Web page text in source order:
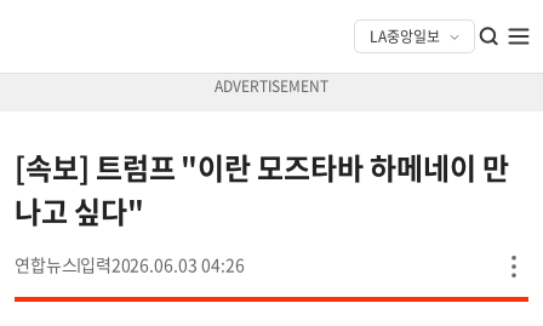
[속보] 트럼프 "이란 모즈타바 하메네이 만
나고 싶다"
연합뉴스 2026.06.03 04:26